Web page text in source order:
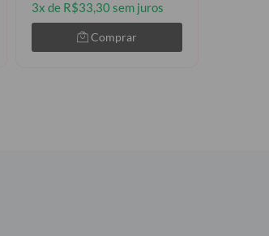
3x de R$33,30 sem juros
Comprar